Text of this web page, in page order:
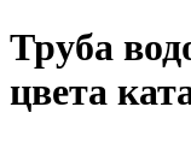
Труба
цвета